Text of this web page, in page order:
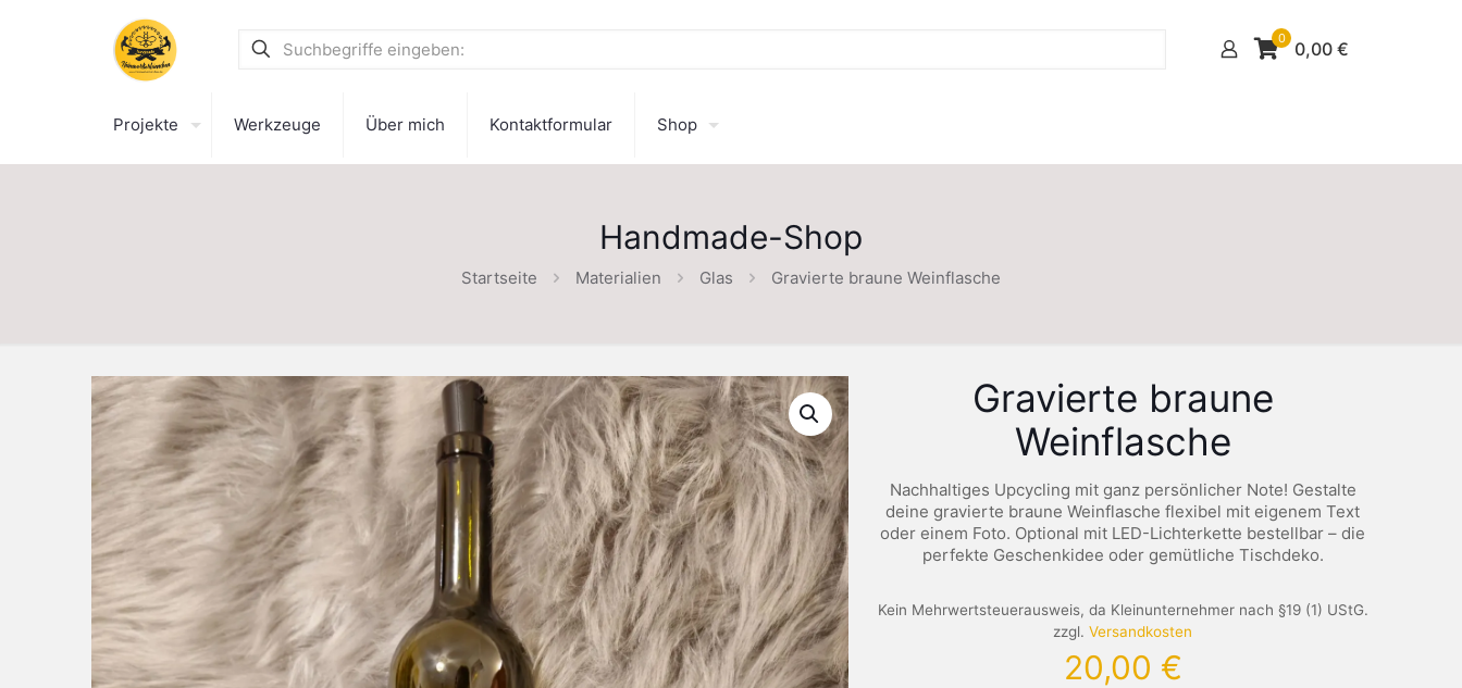
0 0,00 €
Projekte Werkzeuge Über mich Kontaktformular Shop
Handmade-Shop
Startseite Materialien Glas Gravierte braune Weinflasche
Gravierte braune
Weinflasche
Nachhaltiges Upcycling mit ganz persönlicher Note! Gestalte
deine gravierte braune Weinflasche flexibel mit eigenem Text
oder einem Foto. Optional mit LED-Lichterkette bestellbar – die
perfekte Geschenkidee oder gemütliche Tischdeko.
Kein Mehrwertsteuerausweis, da Kleinunternehmer nach §19 (1) UStG.
zzgl. Versandkosten
20,00 €